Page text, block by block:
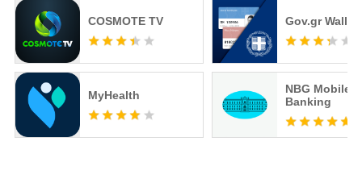
COSMOTE TV
MyHealth
Gov.gr Wallet
NBG Mobile
Banking